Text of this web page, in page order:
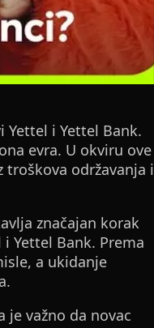
i Yettel Bank.
evra. U okviru ove
održavanja i
značajan korak
Yettel Bank. Prema
a ukidanje
je važno da novac